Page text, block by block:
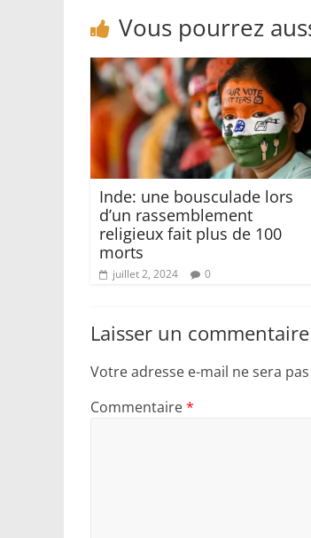
Vous pourrez
Inde: une bousculade lors
d’un rassemblement
religieux fait plus de 100
morts
juillet 2, 2024 0
Laisser un commentaire
Votre adresse e-mail ne sera
Commentaire*